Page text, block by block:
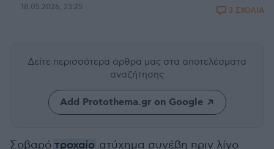
18.05.2026, 23:25 3 ΣΧΟΛΙΑ
Δείτε περισσότερα άρθρα μας στα αποτελέσματα
αναζήτησης
Add Protothema.gr on Google
Σοβαρό τροχαίο ατύχημα συνέβη πριν λίγο